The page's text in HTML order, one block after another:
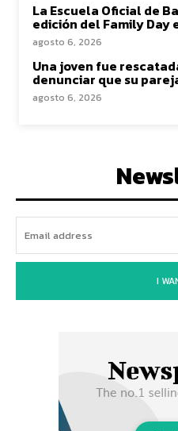
La Escuela Oficial de
edición del Family Day
agosto 6, 2026
Una joven fue
denunciar que su
agosto 6, 2026
I